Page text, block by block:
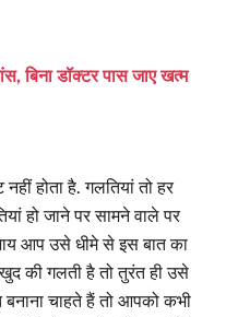
बिना डॉक्टर पास जाए खत्म
होता है. गलतियां तो हर
हो जाने पर सामने वाले पर
आप उसे धीमे से इस बात का
की गलती है तो तुरंत ही उसे
चाहते हैं तो आपको कभी